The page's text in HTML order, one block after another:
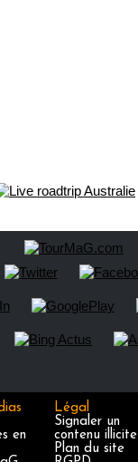
en
Légal
Signaler un
contenu illicite
Plan du site